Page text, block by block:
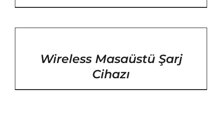
Wireless Masaüstü Şarj
Cihazı